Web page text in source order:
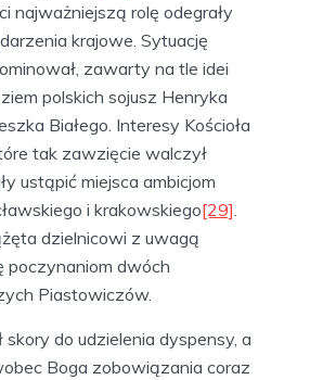
najważniejszą rolę odegrały
krajowe. Sytuację
zawarty na tle idei
polskich sojusz Henryka
Białego. Interesy Kościoła
tak zawzięcie walczył
ustąpić miejsca ambicjom
i krakowskiego[29].
dzielnicowi z uwagą
poczynaniom dwóch
Piastowiczów.
skory do udzielenia dyspensy, a
Boga zobowiązania coraz